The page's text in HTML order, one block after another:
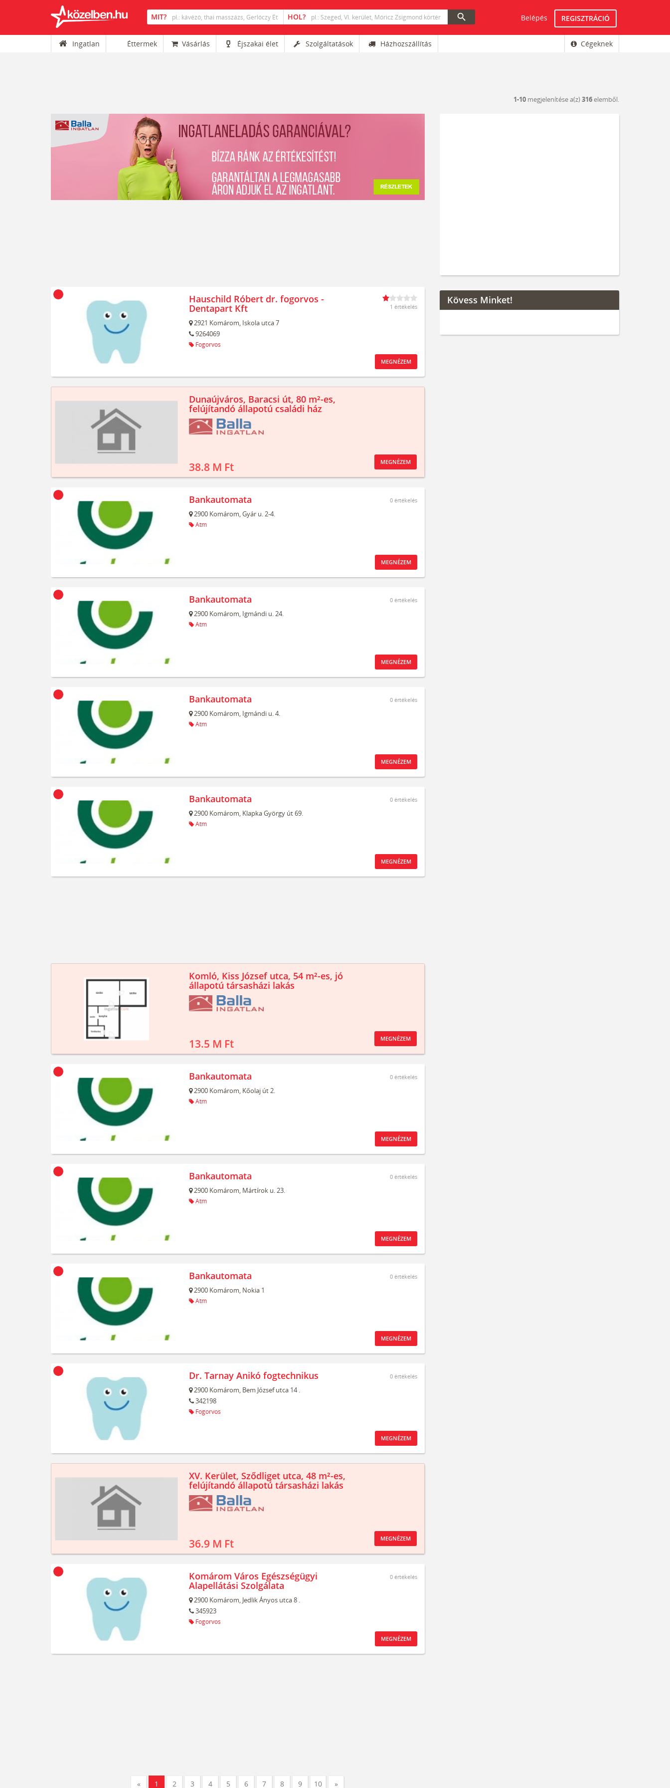
search Belépés REGISZTRÁCIÓ
Ingatlan Éttermek Vásárlás Éjszakai élet Szolgáltatások Házhozszállítás Cégeknek
1-10 megjelenítése a(z)316elemből.
Hauschild Róbert dr. fogorvos -
Dentapart Kft
2921 Komárom, Iskola utca 7
9264069
Fogorvos
1 értékelés
MEGNÉZEM
Dunaújváros, Baracsi út, 80 m²-es,
felújítandó állapotú családi ház
38.8 M Ft MEGNÉZEM
Bankautomata
2900 Komárom,Gyár u. 2-4.
Atm
0 értékelés
MEGNÉZEM
Bankautomata
2900 Komárom, Igmándi u. 24.
Atm
0 értékelés
MEGNÉZEM
Bankautomata
2900 Komárom, Igmándi u. 4.
Atm
0 értékelés
MEGNÉZEM
Bankautomata
2900 Komárom, Klapka György út 69.
Atm
0 értékelés
MEGNÉZEM
Komló, Kiss József utca, 54 m²-es, jó
állapotú társasházi lakás
13.5 M Ft MEGNÉZEM
Bankautomata
2900 Komárom, Kőolaj út 2.
Atm
0 értékelés
MEGNÉZEM
Bankautomata
2900 Komárom, Mártírok u. 23.
Atm
0 értékelés
MEGNÉZEM
Bankautomata
2900 Komárom, Nokia 1
Atm
0 értékelés
MEGNÉZEM
Dr. Tarnay Anikó fogtechnikus
2900 Komárom, Bem József utca 14 .
342198
Fogorvos
0 értékelés
MEGNÉZEM
XV. Kerület, Sződliget utca, 48 m²-es,
felújítandó állapotú társasházi lakás
36.9 M Ft MEGNÉZEM
Komárom Város Egészségügyi
Alapellátási Szolgálata
2900 Komárom, Jedlik Ányos utca 8 .
345923
Fogorvos
0 értékelés
MEGNÉZEM
« 1 2 3 4 5 6 7 8 9 10 »
Kövess Minket!